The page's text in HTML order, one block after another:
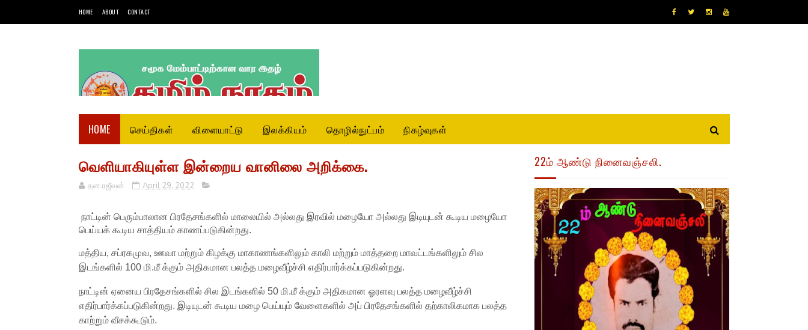
HOME ABOUT CONTACT
HOME செய்திகள் விளையாட்டு இலக்கியம் தொழில்நுட்பம் நிகழ்வுகள்
வெளியாகியுள்ள இன்றைய வானிலை அறிக்கை.
தன.ரஜீவன் April 29, 2022
நாட்டின் பெரும்பாலான பிரதேசங்களில் மாலையில் அல்லது இரவில் மழையோ அல்லது இடியுடன் கூடிய மழையோ
பெய்யக் கூடிய சாத்தியம் காணப்படுகின்றது.
மத்திய, சப்ரகமுவ, ஊவா மற்றும் கிழக்கு மாகாணங்களிலும் காலி மற்றும் மாத்தறை மாவட்டங்களிலும் சில
இடங்களில் 100 மி.மீ க்கும் அதிகமான பலத்த மழைவீழ்ச்சி எதிர்பார்க்கப்படுகின்றது.
நாட்டின் ஏனைய பிரதேசங்களில் சில இடங்களில் 50 மி.மீ க்கும் அதிகமான ஓரளவு பலத்த மழைவீழ்ச்சி
எதிர்பார்க்கப்படுகின்றது. இடியுடன் கூடிய மழை பெய்யும் வேளைகளில் அப் பிரதேசங்களில் தற்காலிகமாக பலத்த
காற்றும் வீசக்கூடும்.
22ம் ஆண்டு நினைவஞ்சலி.